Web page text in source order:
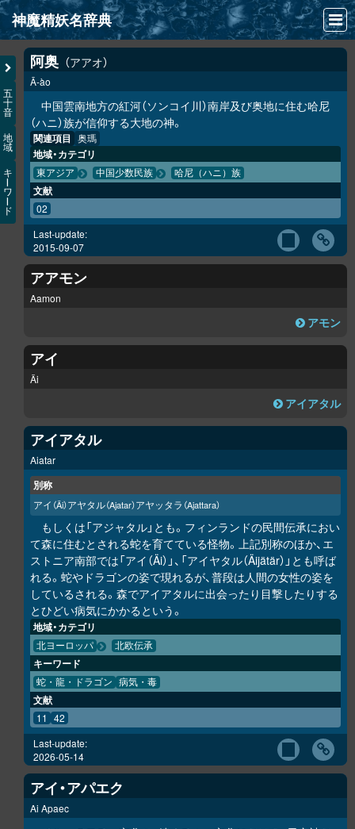
神魔精妖名辞典
NEWS
INFO
文献
検索
凖項目
画像資料便覧
LINK
五
十
音
地
域
キ
ワ
ド
阿奥 アアオ
Ā-ào
中国雲南地方の紅河（ソンコイ川）南岸及び奥地に住む哈尼
（ハニ）族が信仰する大地の神。
関連項目 奥瑪
地域・カテゴリ
東アジア 中国少数民族 哈尼（ハニ）族
文献
02
Last-update:
2015-09-07
アアモン
Aamon
アモン
アイ
Äi
アイアタル
アイアタル
Aiatar
別称
アイ （Äi）アヤタル（Ajatar）アヤッタラ （Ajattara）
もしくは「アジャタル」とも。フィンランドの民間伝承におい
て森に住むとされる蛇を育てている怪物。上記別称のほか、エ
ストニア南部では「アイ（Äi）」、「アイヤタル（Äijätär）」とも呼ば
れる。蛇やドラゴンの姿で現れるが、普段は人間の女性の姿を
しているされる。森でアイアタルに出会ったり目撃したりする
とひどい病気にかかるという。
地域・カテゴリ
北ヨーロッパ 北欧伝承
キーワード
蛇・龍・ドラゴン 病気・毒
文献
11 42
Last-update:
2026-05-14
アイ・アパエク
Ai Apaec